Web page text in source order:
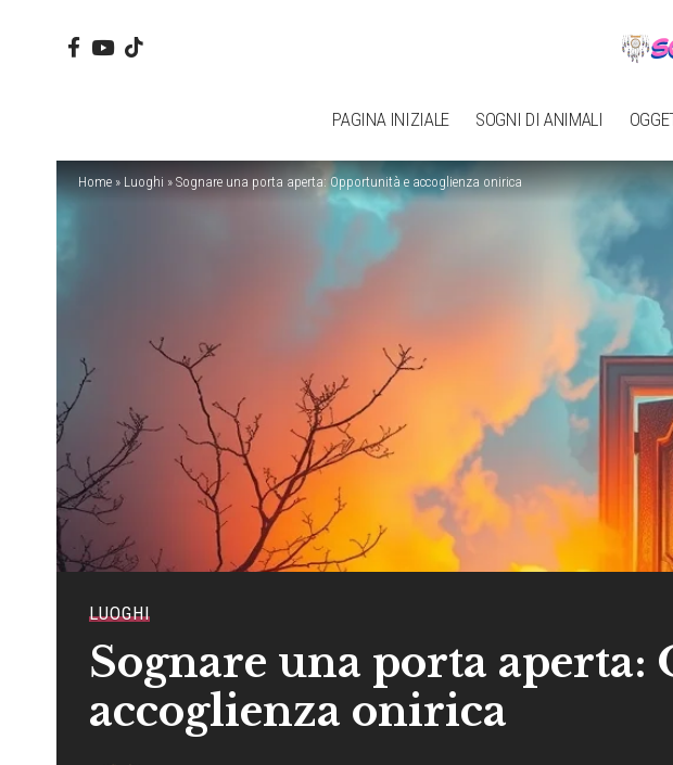
PAGINA INIZIALE SOGNI DI ANIMALI
Home » Luoghi » Sognare una porta aperta: Opportunità e accoglienza onirica
LUOGHI
Sognare una porta aperta:
accoglienza onirica